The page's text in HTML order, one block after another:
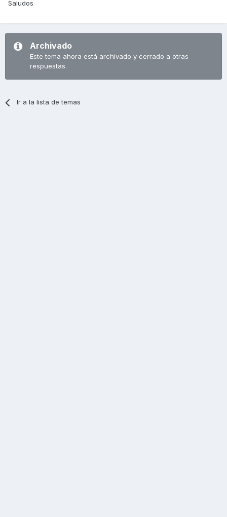
Saludos
Archivado
Este tema ahora está archivado y cerrado a otras
respuestas.
Ir a la lista de temas